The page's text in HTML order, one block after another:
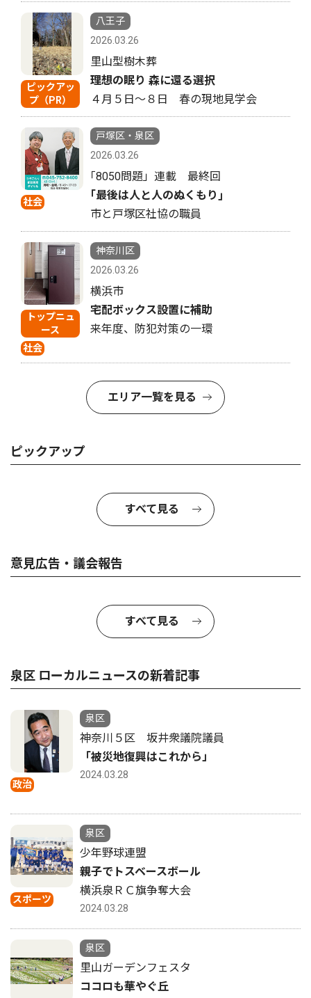
ピックアッ
プ（PR）
八王子
2026.03.26
里山型樹木葬
理想の眠り 森に還る選択
４月５日〜８日 春の現地見学会
社会
戸塚区・泉区
2026.03.26
｢8050問題」連載 最終回
｢最後は人と人のぬくもり｣
市と戸塚区社協の職員
トップニュ
ース
社会
神奈川区
2026.03.26
横浜市
宅配ボックス設置に補助
来年度、防犯対策の一環
エリア一覧を見る
ピックアップ
すべて見る
意見広告・議会報告
すべて見る
泉区 ローカルニュースの新着記事
政治
泉区
神奈川５区 坂井衆議院議員
「被災地復興はこれから」
2024.03.28
スポーツ
泉区
少年野球連盟
親子でトスベースボール
横浜泉ＲＣ旗争奪大会
2024.03.28
泉区
里山ガーデンフェスタ
ココロも華やぐ丘